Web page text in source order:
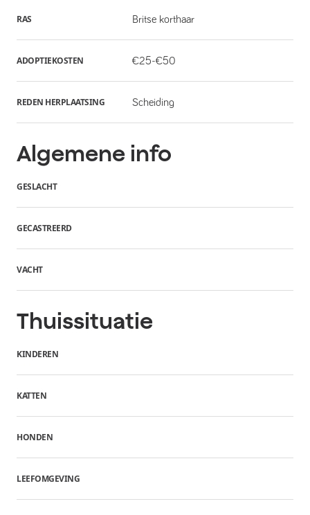
RAS Britse korthaar
ADOPTIEKOSTEN €25-€50
REDEN HERPLAATSING Scheiding
Algemene info
GESLACHT
GECASTREERD
VACHT
Thuissituatie
KINDEREN
KATTEN
HONDEN
LEEFOMGEVING